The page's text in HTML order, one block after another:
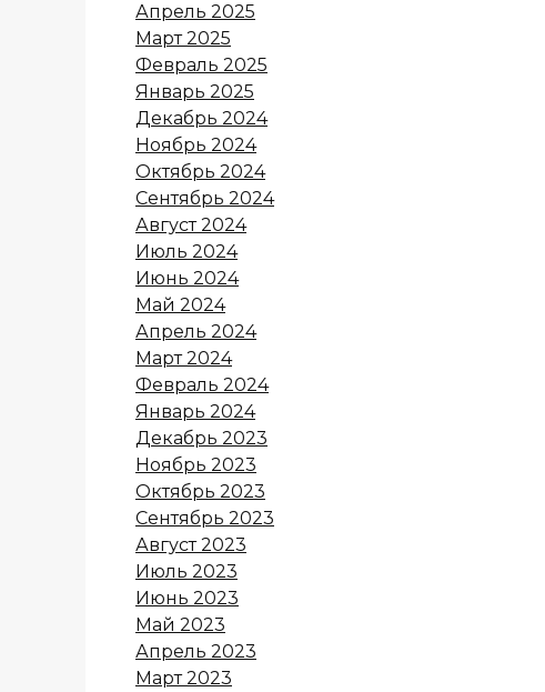
Апрель 2025
Март 2025
Февраль 2025
Январь 2025
Декабрь 2024
Ноябрь 2024
Октябрь 2024
Сентябрь 2024
Август 2024
Июль 2024
Июнь 2024
Май 2024
Апрель 2024
Март 2024
Февраль 2024
Январь 2024
Декабрь 2023
Ноябрь 2023
Октябрь 2023
Сентябрь 2023
Август 2023
Июль 2023
Июнь 2023
Май 2023
Апрель 2023
Март 2023